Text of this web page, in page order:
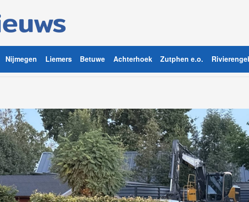
Nijmegen Liemers Betuwe Achterhoek Zutphen e.o.